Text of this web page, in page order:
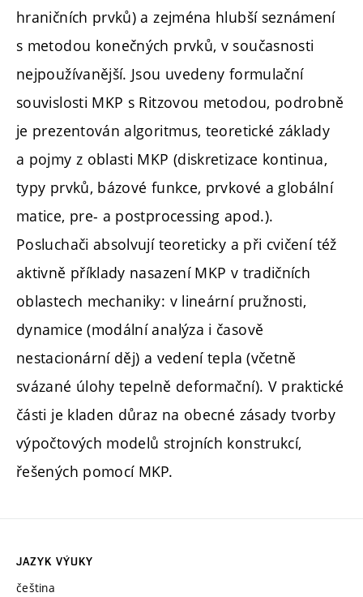
hraničních prvků) a zejména hlubší seznámení
s metodou konečných prvků, v současnosti
nejpoužívanější. Jsou uvedeny formulační
souvislosti MKP s Ritzovou metodou, podrobně
je prezentován algoritmus, teoretické základy
a pojmy z oblasti MKP (diskretizace kontinua,
typy prvků, bázové funkce, prvkové a globální
matice, pre- a postprocessing apod.).
Posluchači absolvují teoreticky a při cvičení též
aktivně příklady nasazení MKP v tradičních
oblastech mechaniky: v lineární pružnosti,
dynamice (modální analýza i časově
nestacionární děj) a vedení tepla (včetně
svázané úlohy tepelně deformační). V praktické
části je kladen důraz na obecné zásady tvorby
výpočtových modelů strojních konstrukcí,
řešených pomocí MKP.
JAZYK VÝUKY
čeština